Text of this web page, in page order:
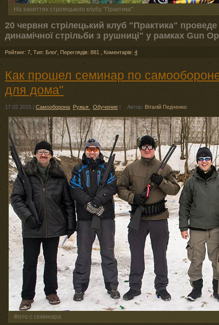
На заняттях стрілецького клубу "Практика"
20 червня стрілецький клуб "Практика"
динамічної стрільби з рушниці" у рамках Gun
Рейтинг: 7 Тип: Блоґ Переглядів: 881 Коментарів: 4
Как прошел семинар по
для дома"
17.02.2015 | Самооборона Ружья Обучение | Автор: Віталій Педченко
Фото с семинара